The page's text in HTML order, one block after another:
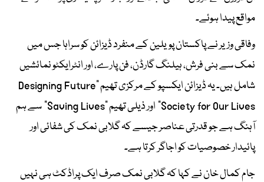
مواقع پیدا ہوئے۔
وفاقی وزیر نے پاکستان پویلین کے منفرد ڈیزائن کو سراہا جس میں
نمک سے بنی فرش، ہیلنگ گارڈن، فن پارے، اور انٹرایکٹو نمائشیں
شامل ہیں۔ یہ ڈیزائن ایکسپو کے مرکزی تھیم “Designing Future
Society for Our Lives” اور ذیلی تھیم “Saving Lives” سے ہم
آہنگ ہے جو قدرتی عناصر جیسے کہ گلابی نمک کی شفائی اور
پائیدار خصوصیات کو اجاگر کرتا ہے۔
جام کمال خان نے کہا کہ گلابی نمک صرف ایک پراڈکٹ ہی نہیں